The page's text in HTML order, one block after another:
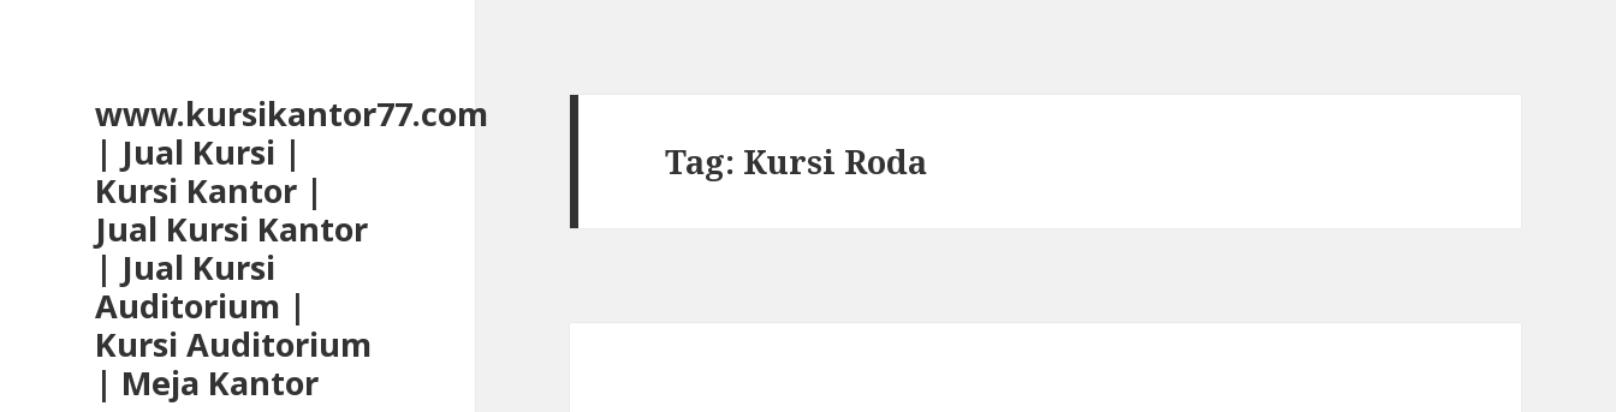
www.kursikantor77.com
| Jual Kursi |
Kursi Kantor |
Jual Kursi Kantor
| Jual Kursi
Auditorium |
Kursi Auditorium
| Meja Kantor
Tag: Kursi Roda